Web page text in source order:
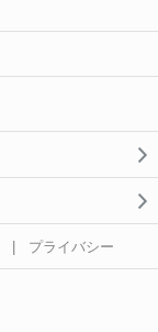
| プライバシー